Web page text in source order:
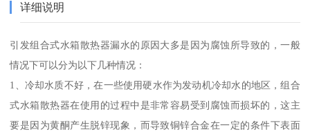
详细说明
引发组合式水箱散热器漏水的原因大多是因为腐蚀所导致的，一般
情况下可以分为以下几种情况：
1、冷却水质不好，在一些使用硬水作为发动机冷却水的地区，组合
式水箱散热器在使用的过程中是非常容易受到腐蚀而损坏的，这主
要是因为黄酮产生脱锌现象，而导致铜锌合金在一定的条件下表面